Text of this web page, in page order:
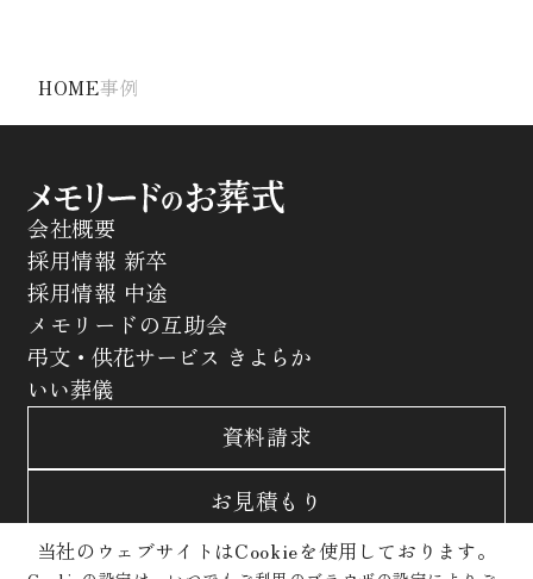
HOME事例
会社概要
採用情報 新卒
採用情報 中途
メモリードの互助会
弔文・供花サービス きよらか
いい葬儀
資料請求
お見積もり
お問合わせ
当社のウェブサイトはCookieを使用しております。